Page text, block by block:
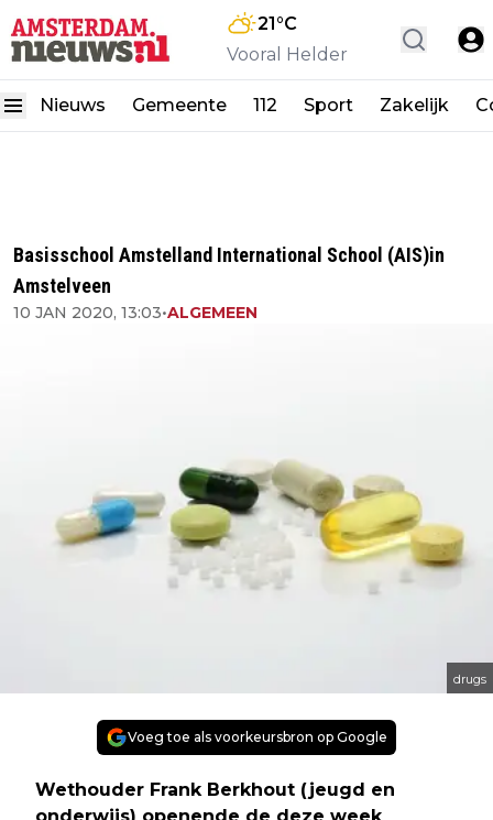
21°C
Vooral Helder
Nieuws Gemeente 112 Sport Zakelijk
Basisschool Amstelland International School (AIS)in
Amstelveen
10 JAN 2020, 13:03•ALGEMEEN
drugs
Voeg toe als voorkeursbron op Google
Wethouder Frank Berkhout (jeugd en